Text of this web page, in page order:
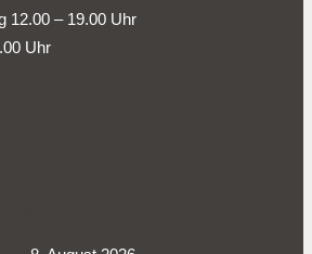
12.00 – 19.00 Uhr
Uhr